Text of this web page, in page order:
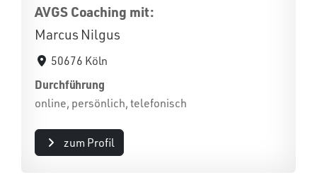
AVGS Coaching mit:
Marcus Nilgus
50676 Köln
Durchführung
online, persönlich, telefonisch
zum Profil